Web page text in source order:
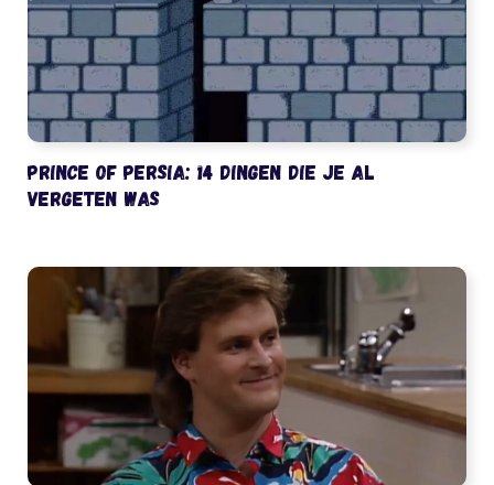
Prince of Persia: 14 dingen die je al
vergeten was